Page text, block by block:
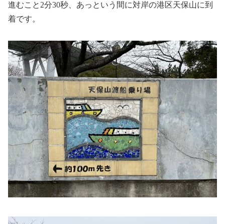
進むこと2分30秒、あっという間に対岸の港区天保山に到
着です。